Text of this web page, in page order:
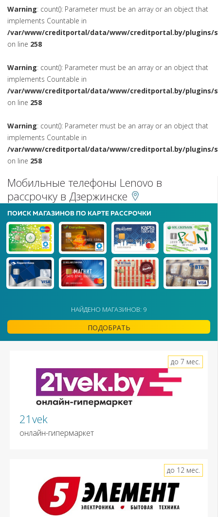
Warning: count(): Parameter must be an array or an object that
implements Countable in
/var/www/creditportal/data/www/creditportal.by/plugins/
on line 258
Warning: count(): Parameter must be an array or an object that
implements Countable in
/var/www/creditportal/data/www/creditportal.by/plugins/
on line 258
Warning: count(): Parameter must be an array or an object that
implements Countable in
/var/www/creditportal/data/www/creditportal.by/plugins/
on line 258
Мобильные телефоны Lenovo в
рассрочку в Дзержинске
ПОИСК МАГАЗИНОВ ПО КАРТЕ РАССРОЧКИ
НАЙДЕНО МАГАЗИНОВ: 9
ПОДОБРАТЬ
21vek
онлайн-гипермаркет
до 7 мес.
до 12 мес.